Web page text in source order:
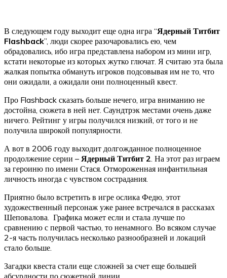
В следующем году выходит еще одна игра “Ядерный Титбит
Flashback”, люди скорее разочаровались ею, чем
обрадовались, ибо игра представлена набором из мини игр,
кстати некоторые из которых жутко глючат. Я считаю эта была
жалкая попытка обмануть игроков подсовывая им не то, что
они ожидали, а ожидали они полноценный квест.
Про Flashback сказать больше нечего, игра вниманию не
достойна, сюжета в ней нет. Саундтрэк местами очень даже
ничего. Рейтинг у игры получился низкий, от того и не
получила широкой популярности.
А вот в 2006 году выходит долгожданное полноценное
продолжение серии – Ядерный Титбит 2 . На этот раз играем
за героиню по имени Стася. Отмороженная инфантильная
личность иногда с чувством сострадания.
Приятно было встретить в игре ослика Федю, этот
художественный персонаж уже ранее встречался в рассказах
Шеповалова. Графика может если и стала лучше по
сравнению с первой частью, то ненамного. Во всяком случае
2-я часть получилась несколько разнообразней и локаций
стало больше.
Загадки квеста стали еще сложней за счет еще большей
абсурдности по сюжетной линии.